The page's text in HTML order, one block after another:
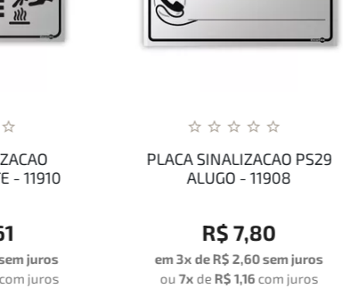
PLACA SINALIZACAO PS29
ALUGO - 11908
R$ 7,80
R$ 2,60 sem juros
R$ 1,16com juros